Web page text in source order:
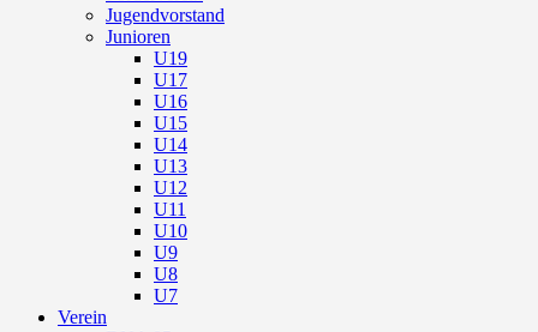
Jugendvorstand
Junioren
U19
U17
U16
U15
U14
U13
U12
U11
U10
U9
U8
U7
Verein